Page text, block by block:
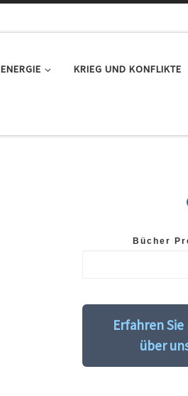
ENERGIE KRIEG UND KONFLIKTE
Bücher
Erfahren
über